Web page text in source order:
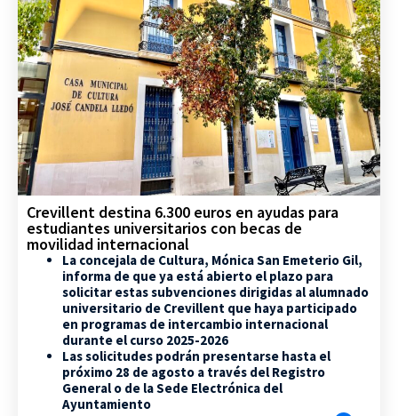
Crevillent destina 6.300 euros en ayudas para
estudiantes universitarios con becas de
movilidad internacional
La concejala de Cultura, Mónica San Emeterio Gil,
informa de que ya está abierto el plazo para
solicitar estas subvenciones dirigidas al alumnado
universitario de Crevillent que haya participado
en programas de intercambio internacional
durante el curso 2025-2026
Las solicitudes podrán presentarse hasta el
próximo 28 de agosto a través del Registro
General o de la Sede Electrónica del
Ayuntamiento